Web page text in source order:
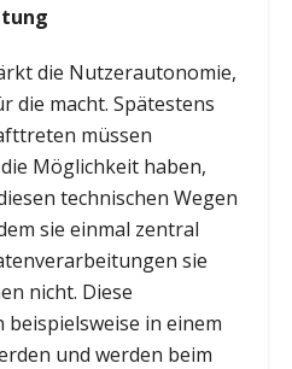
die Nutzerautonomie,
die macht. Spätestens
müssen
Möglichkeit haben,
technischen Wegen
sie einmal zentral
sie
nicht. Diese
in einem
und werden beim